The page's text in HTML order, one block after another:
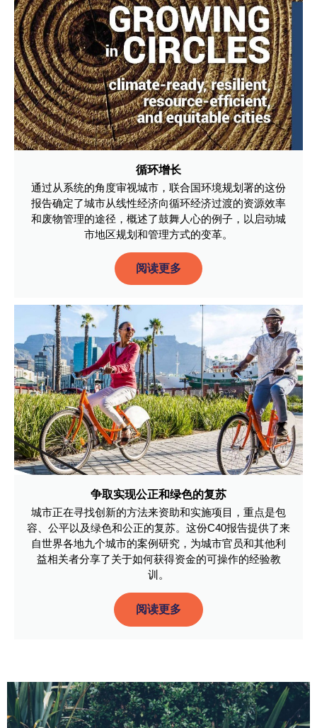
循环增长
通过从系统的角度审视城市，联合国环境规划署的这份
报告确定了城市从线性经济向循环经济过渡的资源效率
和废物管理的途径，概述了鼓舞人心的例子，以启动城
市地区规划和管理方式的变革。
阅读更多
争取实现公正和绿色的复苏
城市正在寻找创新的方法来资助和实施项目，重点是包
容、公平以及绿色和公正的复苏。这份C40报告提供了来
自世界各地九个城市的案例研究，为城市官员和其他利
益相关者分享了关于如何获得资金的可操作的经验教
训。
阅读更多